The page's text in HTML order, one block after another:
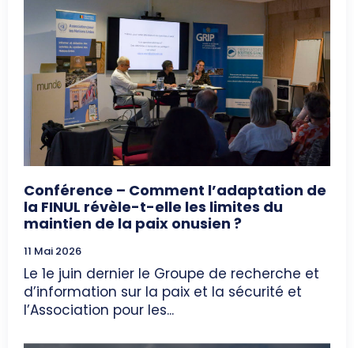
Conférence – Comment l’adaptation de
la FINUL révèle-t-elle les limites du
maintien de la paix onusien ?
11 Mai 2026
Le 1e juin dernier le Groupe de recherche et
d’information sur la paix et la sécurité et
l’Association pour les...